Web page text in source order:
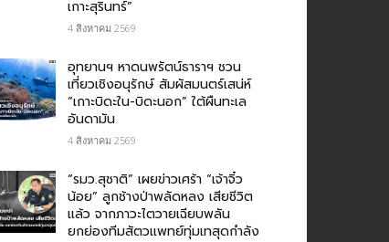
เกาะสุรินทร์”
4 สิงหาคม 2569
อุทยานฯ หาดนพรัตน์ธาราฯ ชวน
เที่ยวเชิงอนุรักษ์ สัมผัสมนตร์เสน่ห์
“เกาะบิดะใน-บิดะนอก” ใต้ผืนทะเล
อันดามัน
4 สิงหาคม 2569
“รมว.สุชาติ” เผยข่าวเศร้า “เจ้าจิ๋ว
น้อย” ลูกช้างป่าพลัดหลง เสียชีวิต
แล้ว จากภาวะไตวายเฉียบพลัน
ยกย่องทีมสัตวแพทย์ทุ่มเทสุดกำลัง